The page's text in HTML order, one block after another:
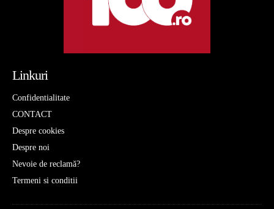
Linkuri
Confidentialitate
CONTACT
Despre cookies
Despre noi
Nevoie de reclamă?
Termeni si conditii